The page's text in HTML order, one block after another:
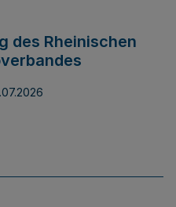
des Rheinischen